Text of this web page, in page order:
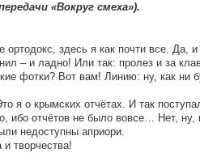
«Вокруг смеха»).
здесь я как почти все. Да,
– и ладно! Или так: пролез и за
фотки? Вот вам! Линию: ну, как ни
я о крымских отчётах. И так
ибо отчётов не было вовсе… Нет, ну,
недоступны априори.
творчества!